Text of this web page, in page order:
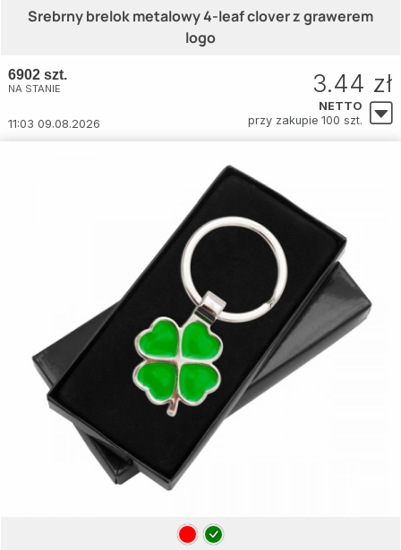
Srebrny brelok metalowy 4-leaf clover z grawerem
logo
6902 szt.
NA STANIE
11:03 09.08.2026
3.44 zł
NETTO
przy zakupie 100 szt.